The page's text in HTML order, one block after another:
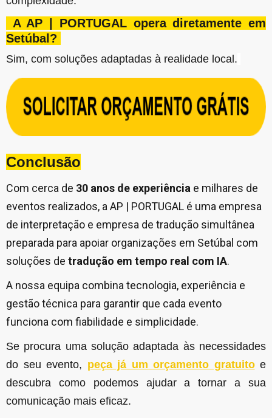
A AP | PORTUGAL opera diretamente em
Setúbal?
Sim, com soluções adaptadas à realidade local.
Conclusão
Com cerca de 30 anos de experiência e milhares de
eventos realizados, a AP | PORTUGAL é uma empresa
de interpretação e empresa de tradução simultânea
preparada para apoiar organizações em Setúbal com
soluções de tradução em tempo real com IA.
A nossa equipa combina tecnologia, experiência e
gestão técnica para garantir que cada evento
funciona com fiabilidade e simplicidade.
Se procura uma solução adaptada às necessidades
do seu evento, peça já um orçamento gratuitoe
descubra como podemos ajudar a tornar a sua
comunicação mais eficaz.